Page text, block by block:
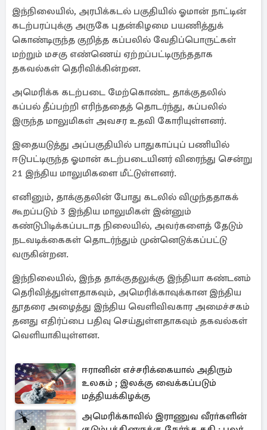
இந்நிலையில், அரபிக்கடல் பகுதியில் ஓமான் நாட்டின்
கடற்பரப்புக்கு அருகே புதன்கிழமை பயணித்துக்
கொண்டிருந்த குறித்த கப்பலில் வேதிப்பொருட்கள்
மற்றும் மசகு எண்ணெய் ஏற்றப்பட்டிருந்ததாக
தகவல்கள் தெரிவிக்கின்றன.
அமெரிக்க கடற்படை மேற்கொண்ட தாக்குதலில்
கப்பல் தீப்பற்றி எரிந்ததைத் தொடர்ந்து, கப்பலில்
இருந்த மாலுமிகள் அவசர உதவி கோரியுள்ளனர்.
இதையடுத்து அப்பகுதியில் பாதுகாப்புப் பணியில்
ஈடுபட்டிருந்த ஓமான் கடற்படையினர் விரைந்து சென்று
21 இந்திய மாலுமிகளை மீட்டுள்ளனர்.
எனினும், தாக்குதலின் போது கடலில் விழுந்ததாகக்
கூறப்படும் 3 இந்திய மாலுமிகள் இன்னும்
கண்டுபிடிக்கப்படாத நிலையில், அவர்களைத் தேடும்
நடவடிக்கைகள் தொடர்ந்தும் முன்னெடுக்கப்பட்டு
வருகின்றன.
இந்நிலையில், இந்த தாக்குதலுக்கு இந்தியா கண்டனம்
தெரிவித்துள்ளதாகவும், அமெரிக்காவுக்கான இந்திய
தூதரை அழைத்து இந்திய வெளிவிவகார அமைச்சகம்
தனது எதிர்ப்பை பதிவு செய்துள்ளதாகவும் தகவல்கள்
வெளியாகியுள்ளன.
ஈரானின் எச்சரிக்கையால் அதிரும்
உலகம் ; இலக்கு வைக்கப்படும்
மத்தியக்கிழக்கு
அமெரிக்காவில் இராணுவ வீரா்களின்